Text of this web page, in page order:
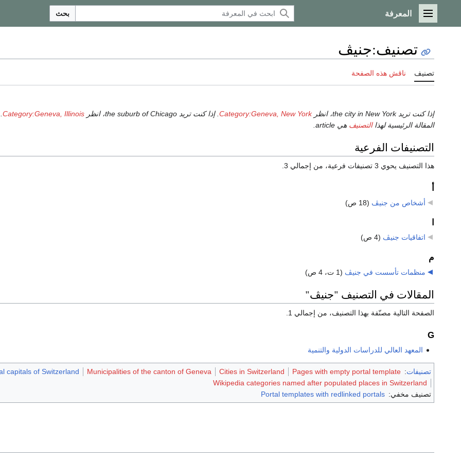
القائمة الرئيسية
المعرفة بحث
تصنيف:جنيڤ
تصنيف ناقش هذه الصفحة
إذا كنت تريد the city in New York، انظر Category:Geneva, New York . إذا كنت تريد the suburb of Chicago، انظر Category:Geneva, Illinois
المقالة الرئيسية لهذاالتصنيف هي article.
التصنيفات الفرعية
هذا التصنيف يحوي 3 تصنيفات فرعية، من إجمالي 3.
أشخاص من جنيڤ (18 ص)
اتفاقيات جنيڤ (4 ص)
م
منظمات تأسست في جنيڤ (1 ت، 4 ص)
المقالات في التصنيف "جنيڤ"
الصفحة التالية مصنّفة بهذا التصنيف، من إجمالي 1.
G
المعهد العالي للدراسات الدولية والتنمية
تصنيفات:
Pages with empty portal template
Cities in Switzerland
Municipalities of the canton of Geneva
capitals of Switzerland
Wikipedia categories named after populated places in Switzerland
تصنيف مخفي: Portal templates with redlinked portals